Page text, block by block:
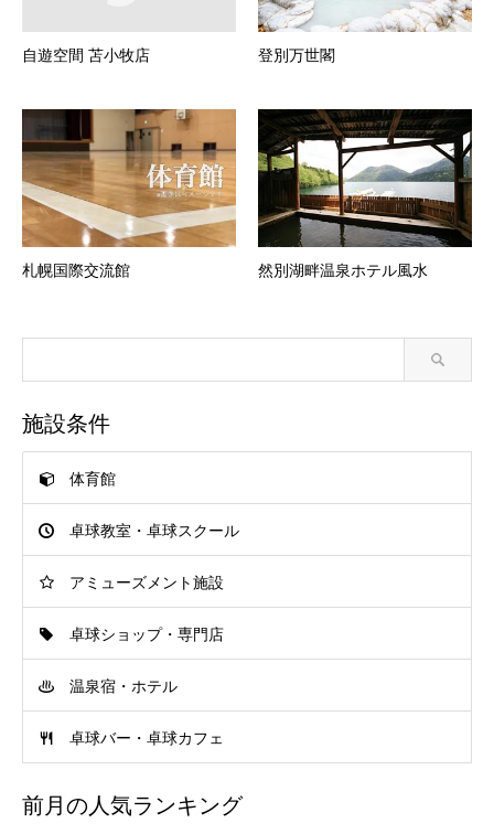
自遊空間 苫小牧店 登別万世閣
札幌国際交流館 然別湖畔温泉ホテル風水
施設条件
体育館
卓球教室・卓球スクール
アミューズメント施設
卓球ショップ・専門店
温泉宿・ホテル
卓球バー・卓球カフェ
前月の人気ランキング